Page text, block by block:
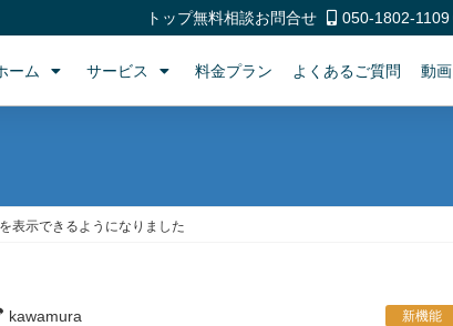
トップ無料相談お問合せ 050-1802-1109
ーム サービス 料金プラン よくあるご質問 動画
表示できるようになりました
kawamura 新機能